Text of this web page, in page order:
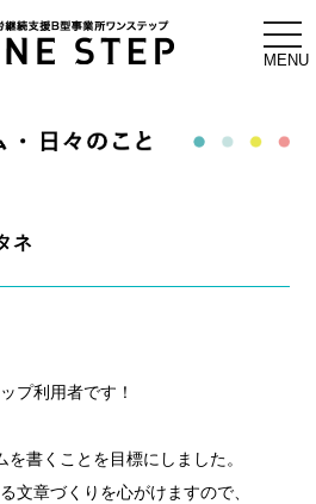
MENU
ネ
プ利用者です！
書くことを目標にしました。
文章づくりを心がけますので、